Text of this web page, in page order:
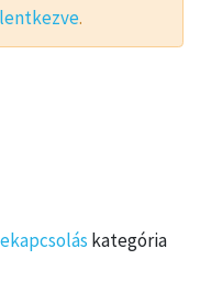
.
kategória